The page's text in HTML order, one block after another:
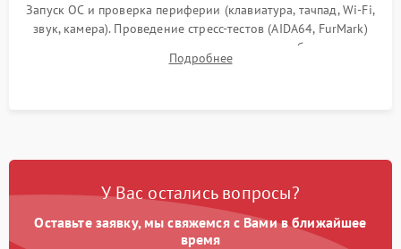
Запуск ОС и проверка периферии (клавиатура, тачпад, Wi-Fi,
звук, камера). Проведение стресс-тестов (AIDA64, FurMark)
для контроля температурного режима и стабильности
системы под пиковой нагрузкой.
Подробнее
У Вас остались вопросы?
Оставьте заявку, мы свяжемся с Вами в ближайшее
время